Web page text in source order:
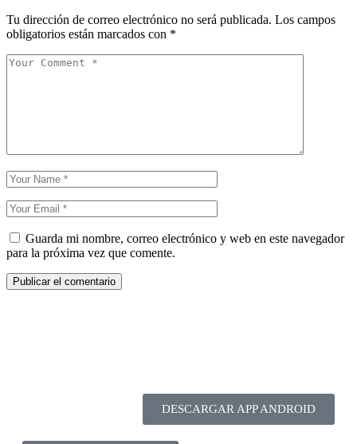
Tu dirección de correo electrónico no será publicada. Los campos
obligatorios están marcados con *
Guarda mi nombre, correo electrónico y web en este navegador
para la próxima vez que comente.
DESCARGAR APP ANDROID